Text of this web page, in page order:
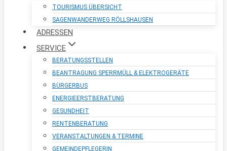
TOURISMUS ÜBERSICHT
SAGENWANDERWEG RÖLLSHAUSEN
ADRESSEN
SERVICE
BERATUNGSSTELLEN
BEANTRAGUNG SPERRMÜLL & ELEKTROGERÄTE
BÜRGERBUS
ENERGIEERSTBERATUNG
GESUNDHEIT
RENTENBERATUNG
VERANSTALTUNGEN & TERMINE
GEMEINDEPFLEGERIN